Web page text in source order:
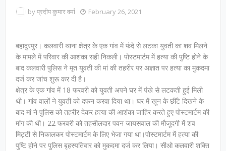
byप्रदीप कुमार वर्मा February 26, 2021
बहादुरपुर। कलवारी थाना क्षेत्र के एक गांव में फंदे से लटका युवती का शव मिलने
के मामले में परिवार की आशंका सही निकली। पोस्टमार्टम में हत्या की पुष्टि होने के
बाद कलवारी पुलिस ने मृत युवती की मां की तहरीर पर अज्ञात पर हत्या का मुकदमा
दर्ज कर जांच शुरू कर दी है।
क्षेत्र के एक गांव में 18 फरवरी को युवती अपने घर में पंखे से लटकती हुई मिली
थी। गांव वालों ने युवती को दफन करवा दिया था। घर में खून के छींटे दिखने के
बाद मां ने पुलिस को तहरीर देकर हत्या की आशंका जाहिर करते हुए पोस्टमार्टम की
मांग की थी। 22 फरवरी को तहसीलदार पवन जायसवाल की मौजूदगी में शव
मिट्टी से निकालकर पोस्टमार्टम के लिए भेजा गया था।पोस्टमार्टम में हत्या की
पुष्टि होने पर पुलिस बृहस्पतिवार को मुकदमा दर्ज कर लिया। सीओ कलवारी शक्ति